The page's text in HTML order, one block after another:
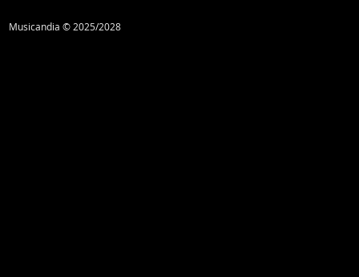
Musicandia © 2025/2028